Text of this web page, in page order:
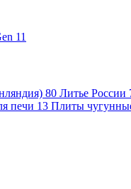
11
80 Литье России
печи 13 Плиты